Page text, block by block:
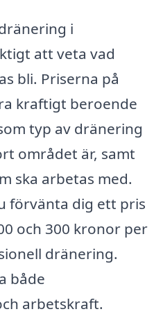
i
att veta vad
bli. Priserna på
kraftigt beroende
typ av dränering
området är, samt
ska arbetas med.
förvänta dig ett pris
och 300 kronor per
dränering.
både
arbetskraft.